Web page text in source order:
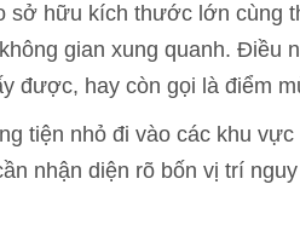
sở hữu kích thước lớn cùng
gian xung quanh. Điều
được, hay còn gọi là điểm
tiện nhỏ đi vào các khu
nhận diện rõ bốn vị trí